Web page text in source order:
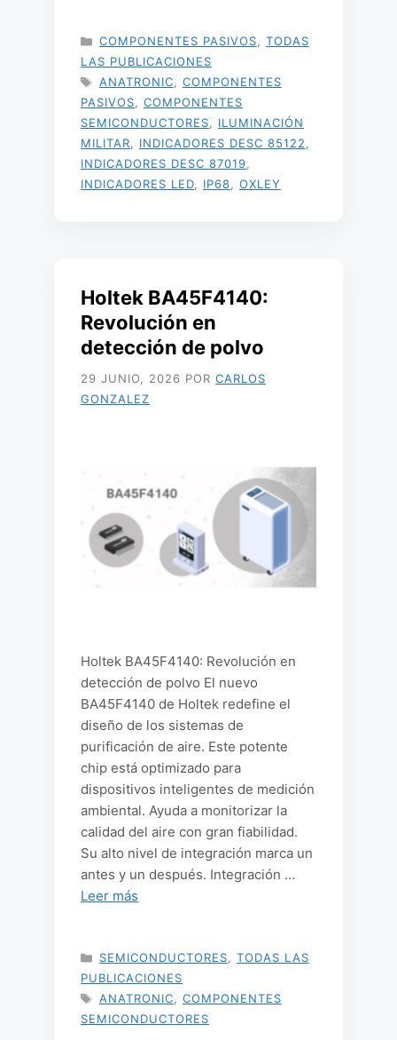
CATEGORÍAS
COMPONENTES PASIVOS
TODAS
LAS PUBLICACIONES
ETIQUETAS
ANATRONIC
COMPONENTES
PASIVOS
COMPONENTES
SEMICONDUCTORES
ILUMINACIÓN
MILITAR
INDICADORES DESC 85122
INDICADORES DESC 87019
INDICADORES LED
IP68 OXLEY
Holtek BA45F4140:
Revolución en
detección de polvo
29 JUNIO, 2026 POR CARLOS
GONZALEZ
Holtek BA45F4140: Revolución en
detección de polvo El nuevo
BA45F4140 de Holtek redefine el
diseño de los sistemas de
purificación de aire. Este potente
chip está optimizado para
dispositivos inteligentes de medición
ambiental. Ayuda a monitorizar la
calidad del aire con gran fiabilidad.
Su alto nivel de integración marca un
antes y un después. Integración …
Leer más
CATEGORÍAS
SEMICONDUCTORES
TODAS LAS
PUBLICACIONES
ETIQUETAS
ANATRONIC
COMPONENTES
SEMICONDUCTORES